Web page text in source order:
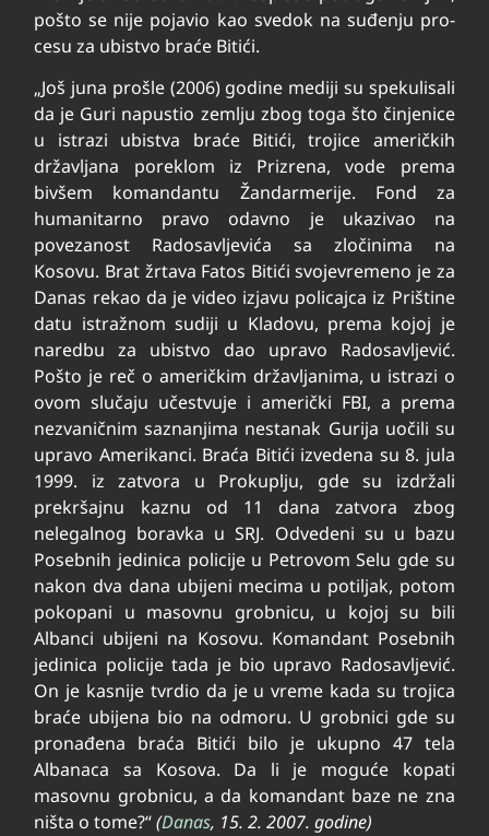
po­što se ni­je po­ja­vio kao sve­dok na su­đe­nju pro­
ce­su za ubi­stvo bra­će Bi­ti­ći.
„Još juna prošle (2006) godine mediji su spekulisali
da je Guri napustio zemlju zbog toga što činjenice
u istrazi ubistva braće Bitići, trojice američkih
državljana poreklom iz Prizrena, vode prema
bivšem komandantu Žandarmerije. Fond za
humanitarno pravo odavno je ukazivao na
povezanost Radosavljevića sa zločinima na
Kosovu. Brat žrtava Fatos Bitići svojevremeno je za
Danas rekao da je video izjavu policajca iz Prištine
datu istražnom sudiji u Kladovu, prema kojoj je
naredbu za ubistvo dao upravo Radosavljević.
Pošto je reč o američkim državljanima, u istrazi o
ovom slučaju učestvuje i američki FBI, a prema
nezvaničnim saznanjima nestanak Gurija uočili su
upravo Amerikanci. Braća Bitići izvedena su 8. jula
1999. iz zatvora u Prokuplju, gde su izdržali
prekršajnu kaznu od 11 dana zatvora zbog
nelegalnog boravka u SRJ. Odvedeni su u bazu
Posebnih jedinica policije u Petrovom Selu gde su
nakon dva dana ubijeni mecima u potiljak, potom
pokopani u masovnu grobnicu, u kojoj su bili
Albanci ubijeni na Kosovu. Komandant Posebnih
jedinica policije tada je bio upravo Radosavljević.
On je kasnije tvrdio da je u vreme kada su trojica
braće ubijena bio na odmoru. U grobnici gde su
pronađena braća Bitići bilo je ukupno 47 tela
Albanaca sa Kosova. Da li je moguće kopati
masovnu grobnicu, a da komandant baze ne zna
ništa o tome?“(Danas, 15. 2. 2007. godine)